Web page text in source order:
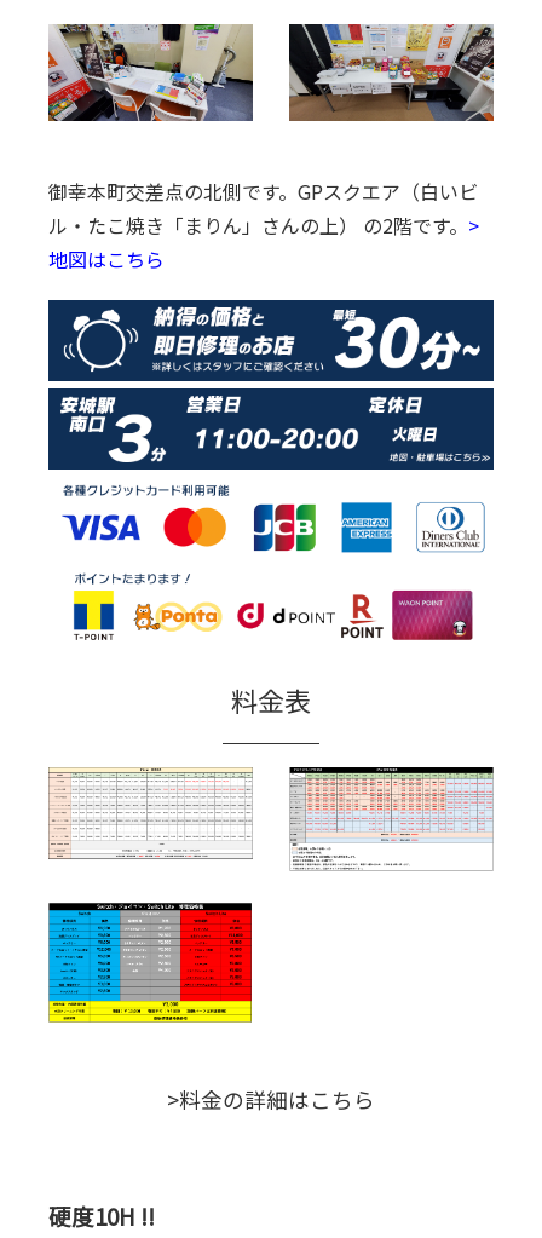
御幸本町交差点の北側です。 GPスクエア（白いビ
ル・たこ焼き「まりん」さんの上） の2階です。 >
地図はこちら
料金表
>料金の詳細はこちら
硬度10H !!